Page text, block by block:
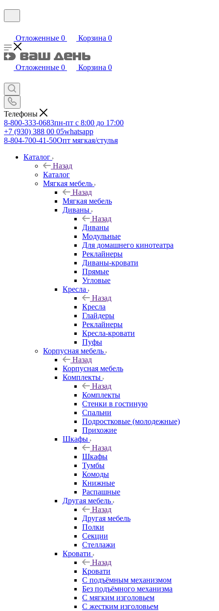
Отложенные 0 Корзина 0
Отложенные 0 Корзина 0
Телефоны
8-800-333-0683пн-пт с 8:00 до 17:00
+7 (930) 388 00 05whatsapp
8-804-700-41-50Опт мягкая/стулья
Каталог
Назад
Каталог
Мягкая мебель
Назад
Мягкая мебель
Диваны
Назад
Диваны
Модульные
Для домашнего кинотеатра
Реклайнеры
Диваны-кровати
Прямые
Угловые
Кресла
Назад
Кресла
Глайдеры
Реклайнеры
Кресла-кровати
Пуфы
Корпусная мебель
Назад
Корпусная мебель
Комплекты
Назад
Комплекты
Стенки в гостиную
Спальни
Подростковые (молодежные)
Прихожие
Шкафы
Назад
Шкафы
Тумбы
Комоды
Книжные
Распашные
Другая мебель
Назад
Другая мебель
Полки
Секции
Стеллажи
Кровати
Назад
Кровати
С подъёмным механизмом
Без подъёмного механизма
С мягким изголовьем
С жестким изголовьем